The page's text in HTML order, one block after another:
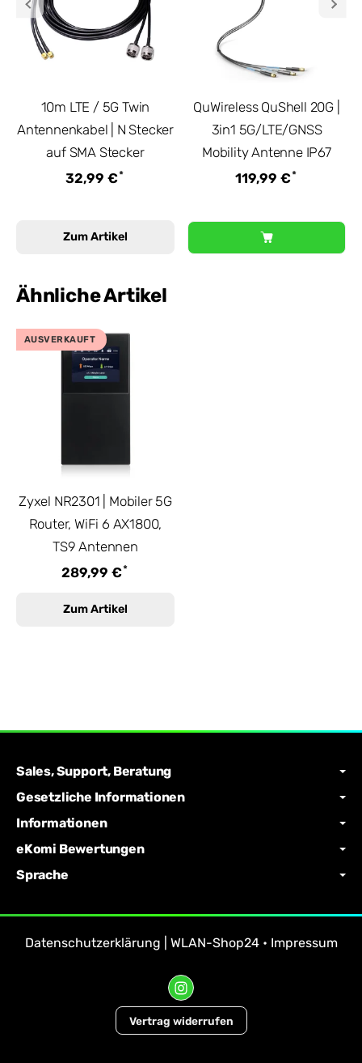
10m LTE / 5G Twin
Antennenkabel | N Stecker
auf SMA Stecker
32,99 €*
Zum Artikel
QuWireless QuShell 20G |
3in1 5G/LTE/GNSS
Mobility Antenne IP67
119,99 €*
Ähnliche Artikel
AUSVERKAUFT
Zyxel NR2301 | Mobiler 5G
Router, WiFi 6 AX1800,
TS9 Antennen
289,99 €*
Zum Artikel
Sales, Support, Beratung
Gesetzliche Informationen
Informationen
eKomi Bewertungen
Sprache
Datenschutzerklärung | WLAN-Shop24 • Impressum
Vertrag widerrufen